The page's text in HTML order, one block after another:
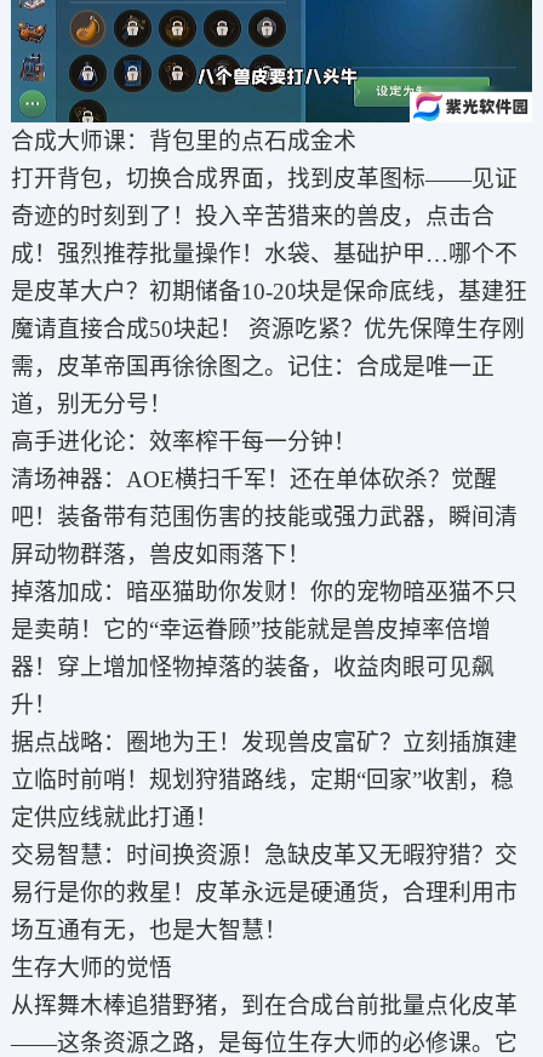
合成大师课：背包里的点石成金术
打开背包，切换合成界面，找到皮革图标——见证
奇迹的时刻到了！投入辛苦猎来的兽皮，点击合
成！强烈推荐批量操作！水袋、基础护甲…哪个不
是皮革大户？初期储备10-20块是保命底线，基建狂
魔请直接合成50块起！ 资源吃紧？优先保障生存刚
需，皮革帝国再徐徐图之。记住：合成是唯一正
道，别无分号！
高手进化论：效率榨干每一分钟！
清场神器：AOE横扫千军！还在单体砍杀？觉醒
吧！装备带有范围伤害的技能或强力武器，瞬间清
屏动物群落，兽皮如雨落下！
掉落加成：暗巫猫助你发财！你的宠物暗巫猫不只
是卖萌！它的“幸运眷顾”技能就是兽皮掉率倍增
器！穿上增加怪物掉落的装备，收益肉眼可见飙
升！
据点战略：圈地为王！发现兽皮富矿？立刻插旗建
立临时前哨！规划狩猎路线，定期“回家”收割，稳
定供应线就此打通！
交易智慧：时间换资源！急缺皮革又无暇狩猎？交
易行是你的救星！皮革永远是硬通货，合理利用市
场互通有无，也是大智慧！
生存大师的觉悟
从挥舞木棒追猎野猪，到在合成台前批量点化皮革
——这条资源之路，是每位生存大师的必修课。它